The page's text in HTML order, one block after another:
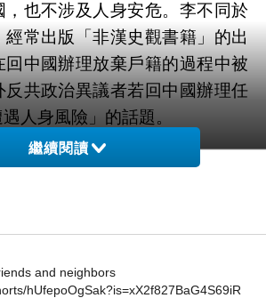
，也不涉及人身安危。李不同於
常出版「非漢史觀書籍」的出
回中國辦理放棄戶籍的過程中被
反共政治異議者若回中國辦理任
人身風險」的話題。
的案例顯示，台灣政府現有法令
配」；對於有具體反共事蹟可
應該不需要強制要求回中國辦
繼續閱讀
and neighbors
hUfepoOgSak?is=xX2f827BaG4S69iR